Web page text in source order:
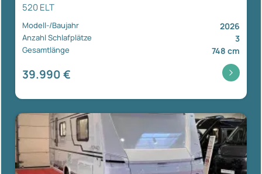
520 ELT
Modell-/Baujahr 2026
Anzahl Schlafplätze 3
Gesamtlänge 748 cm
39.990 €